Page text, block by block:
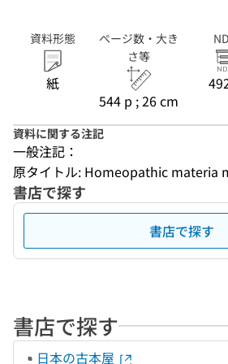
資料形態
紙
ページ数・大き
さ等
544 p ; 26 cm
資料に関する注記
一般注記：
原タイトル: Homeopathic materia
書店で探す
書店で探す
書店で探す
日本の古本屋